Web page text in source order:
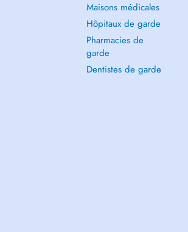
Maisons médicales
Hôpitaux de garde
Pharmacies de
garde
Dentistes de garde